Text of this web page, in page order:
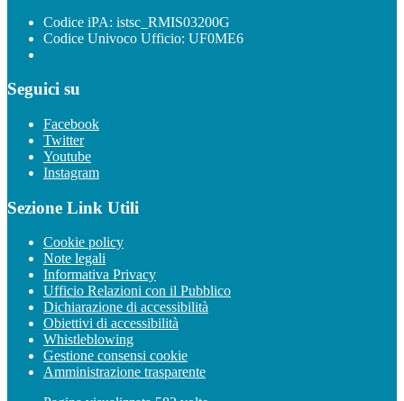
Codice iPA: istsc_RMIS03200G
Codice Univoco Ufficio: UF0ME6
Seguici su
Facebook
Twitter
Youtube
Instagram
Sezione Link Utili
Cookie policy
Note legali
Informativa Privacy
Ufficio Relazioni con il Pubblico
Dichiarazione di accessibilità
Obiettivi di accessibilità
Whistleblowing
Gestione consensi cookie
Amministrazione trasparente